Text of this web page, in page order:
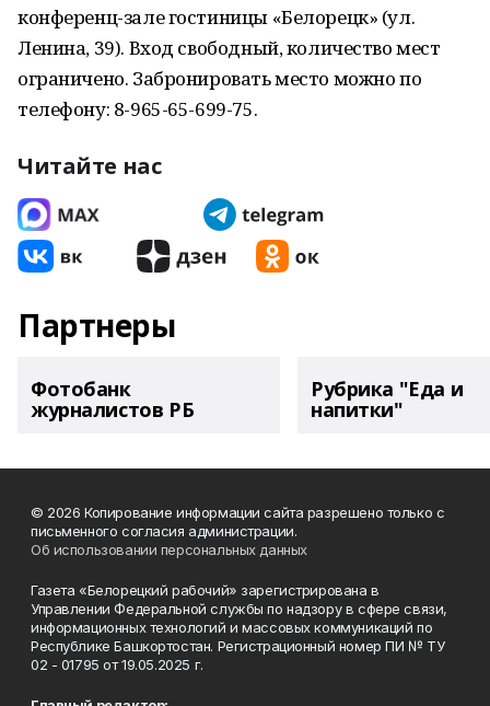
конференц-зале гостиницы «Белорецк» (ул.
Ленина, 39). Вход свободный, количество мест
ограничено. Забронировать место можно по
телефону: 8-965-65-699-75.
Читайте нас
Партнеры
Фотобанк
журналистов РБ
Рубрика "Еда и
напитки"
© 2026 Копирование информации сайта разрешено только с
письменного согласия администрации.
Об использовании персональных данных
Газета «Белорецкий рабочий» зарегистрирована в
Управлении Федеральной службы по надзору в сфере связи,
информационных технологий и массовых коммуникаций по
Республике Башкортостан. Регистрационный номер ПИ № ТУ
02 - 01795 от 19.05.2025 г.